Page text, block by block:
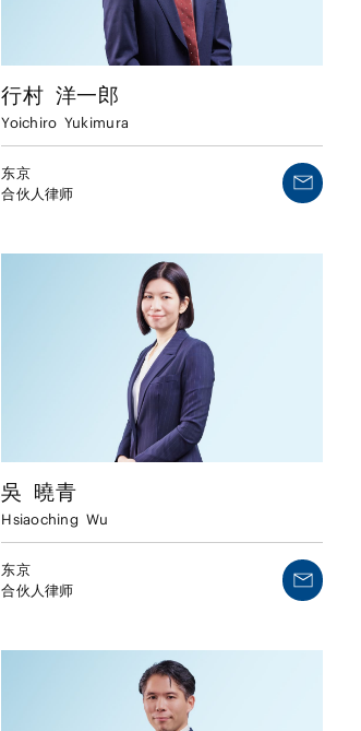
行村 洋一郎
Yoichiro Yukimura
东京
合伙人律师
吳 曉青
Hsiaoching Wu
东京
合伙人律师